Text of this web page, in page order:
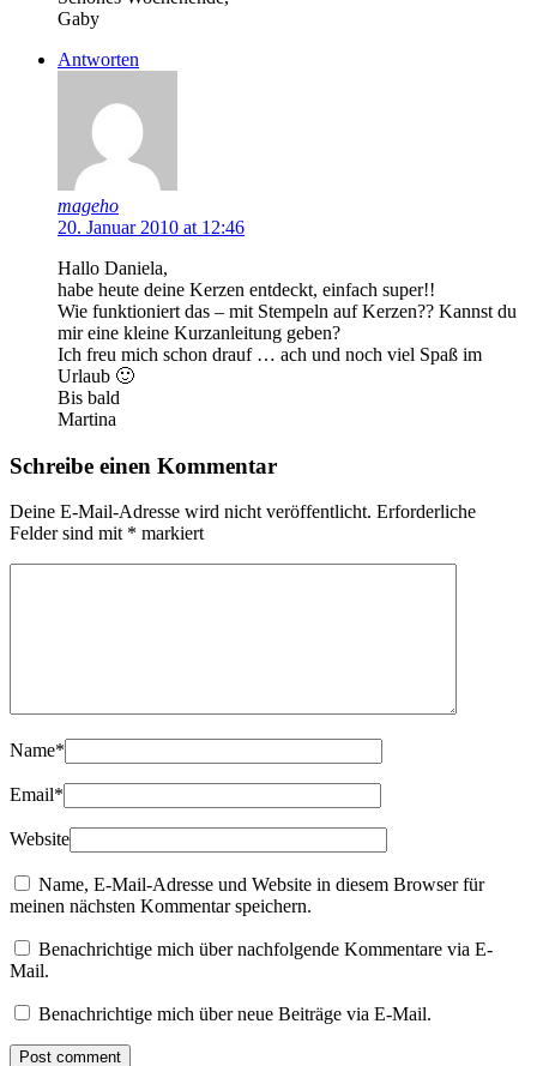
Gaby
Antworten
mageho
20. Januar 2010 at 12:46
Hallo Daniela,
habe heute deine Kerzen entdeckt, einfach super!!
Wie funktioniert das – mit Stempeln auf Kerzen?? Kannst du
mir eine kleine Kurzanleitung geben?
Ich freu mich schon drauf … ach und noch viel Spaß im
Urlaub 🙂
Bis bald
Martina
Schreibe einen Kommentar
Deine E-Mail-Adresse wird nicht veröffentlicht. Erforderliche
Felder sind mit * markiert
Name*
Email*
Website
Name, E-Mail-Adresse und Website in diesem Browser für
meinen nächsten Kommentar speichern.
Benachrichtige mich über nachfolgende Kommentare via E-
Mail.
Benachrichtige mich über neue Beiträge via E-Mail.